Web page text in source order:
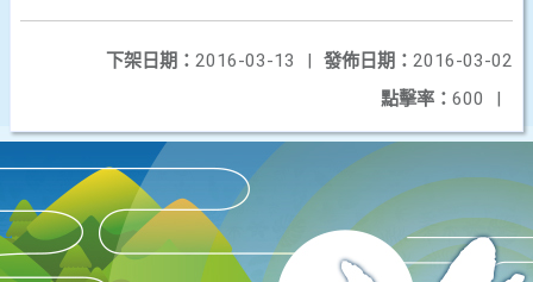
發佈日期： 2016-03-02
下架日期： 2016-03-13
|
點擊率： 600 |